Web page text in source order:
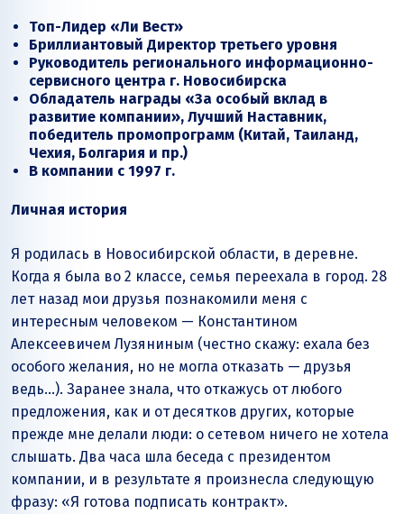
Топ-Лидер «Ли Вест»
Бриллиантовый Директор третьего уровня
Руководитель регионального информационно-
сервисного центра г. Новосибирска
Обладатель награды «За особый вклад в
развитие компании», Лучший Наставник,
победитель промопрограмм (Китай, Таиланд,
Чехия, Болгария и пр.)
В компании с 1997 г.
Личная история
Я родилась в Новосибирской области, в деревне.
Когда я была во 2 классе, семья переехала в город. 28
лет назад мои друзья познакомили меня с
интересным человеком — Константином
Алексеевичем Лузяниным (честно скажу: ехала без
особого желания, но не могла отказать — друзья
ведь…). Заранее знала, что откажусь от любого
предложения, как и от десятков других, которые
прежде мне делали люди: о сетевом ничего не хотела
слышать. Два часа шла беседа с президентом
компании, и в результате я произнесла следующую
фразу: «Я готова подписать контракт».